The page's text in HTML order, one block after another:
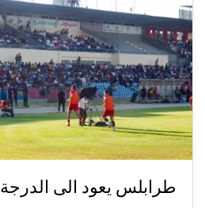
طرابلس يعود الى